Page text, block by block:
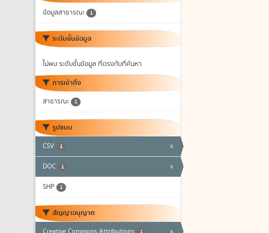
ข้อมูลสาธารณะ 1
ระดับชั้นข้อมูล
ไม่พบ ระดับชั้นข้อมูล ที่ตรงกับที่ค้นหา
การเข้าถึง
สาธารณะ 1
รูปแบบ
CSV 1 x
DOC 1 x
SHP 1
สัญญาอนุญาต